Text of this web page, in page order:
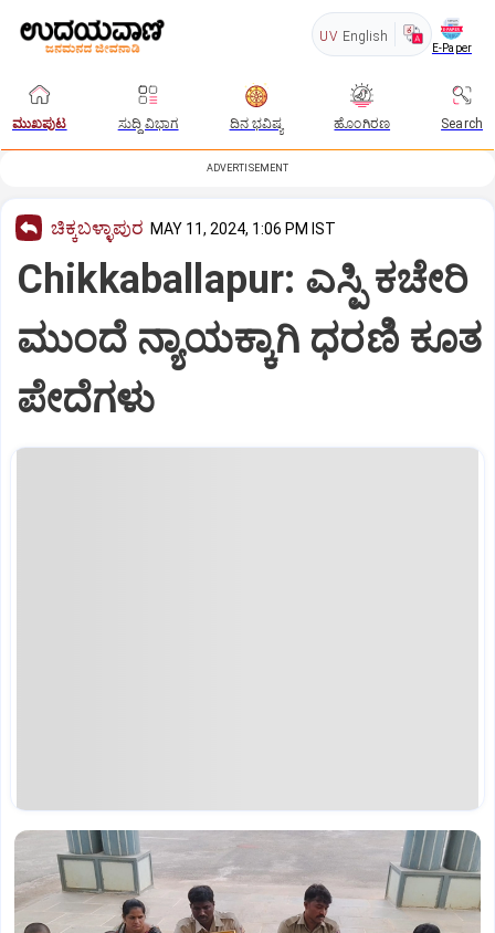
UV English
E-Paper
ಮುಖಪುಟ ಸುದ್ದಿ ವಿಭಾಗ ದಿನ ಭವಿಷ್ಯ ಹೊಂಗಿರಣ Search
ADVERTISEMENT
ಚಿಕ್ಕಬಳ್ಳಾಪುರ MAY 11, 2024, 1:06 PM IST
Chikkaballapur: ಎಸ್ಪಿ ಕಚೇರಿ
ಮುಂದೆ ನ್ಯಾಯಕ್ಕಾಗಿ ಧರಣಿ ಕೂತ
ಪೇದೆಗಳು